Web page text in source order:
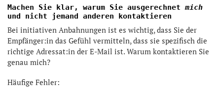
Machen Sie klar, warum Sie ausgerechnetmich
und nicht jemand anderen kontaktieren
Bei initiativen Anbahnungen ist es wichtig, dass Sie der
Empfänger:in das Gefühl vermitteln, dass sie spezifisch die
richtige Adressat:in der E-Mail ist. Warum kontaktieren Sie
genau mich?
Häufige Fehler: